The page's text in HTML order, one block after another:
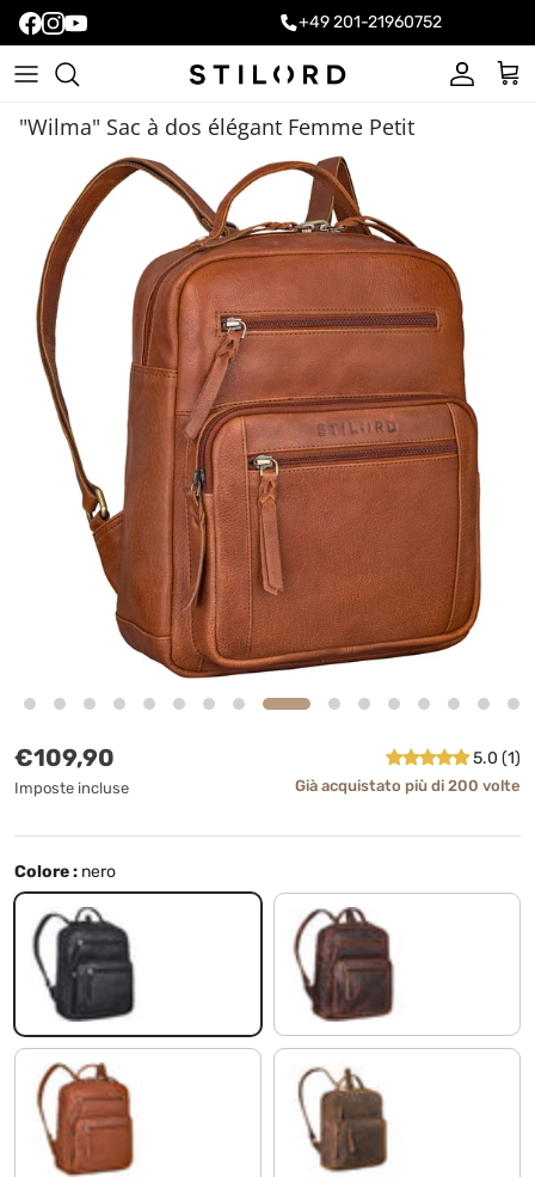
+49 201-21960752
Account
"Wilma" Sac à dos élégant Femme Petit
Prezzo normale
€109,90
Imposte incluse
5.0 (1)
Già acquistato più di 200 volte
Colore : nero
nero porto - cognac
texas - marrone vinto - marrone